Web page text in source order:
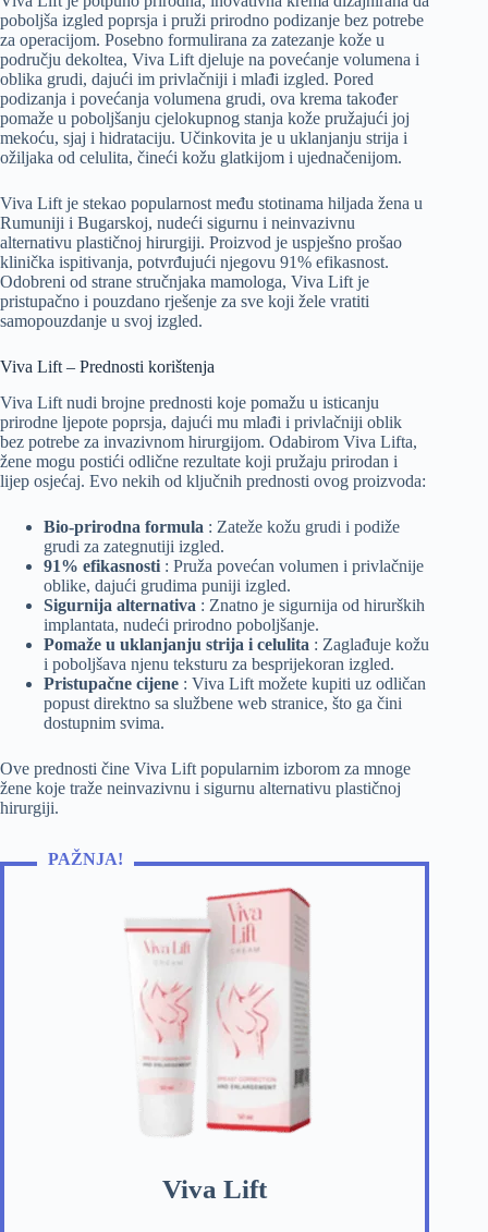
poboljša izgled poprsja i pruži prirodno podizanje bez potrebe
za operacijom. Posebno formulirana za zatezanje kože u
području dekoltea, Viva Lift djeluje na povećanje volumena i
oblika grudi, dajući im privlačniji i mlađi izgled. Pored
podizanja i povećanja volumena grudi, ova krema također
pomaže u poboljšanju cjelokupnog stanja kože pružajući joj
mekoću, sjaj i hidrataciju. Učinkovita je u uklanjanju strija i
ožiljaka od celulita, čineći kožu glatkijom i ujednačenijom.
Viva Lift je stekao popularnost među stotinama hiljada žena u
Rumuniji i Bugarskoj, nudeći sigurnu i neinvazivnu
alternativu plastičnoj hirurgiji. Proizvod je uspješno prošao
klinička ispitivanja, potvrđujući njegovu 91% efikasnost.
Odobreni od strane stručnjaka mamologa, Viva Lift je
pristupačno i pouzdano rješenje za sve koji žele vratiti
samopouzdanje u svoj izgled.
Viva Lift – Prednosti korištenja
Viva Lift nudi brojne prednosti koje pomažu u isticanju
prirodne ljepote poprsja, dajući mu mlađi i privlačniji oblik
bez potrebe za invazivnom hirurgijom. Odabirom Viva Lifta,
žene mogu postići odlične rezultate koji pružaju prirodan i
lijep osjećaj. Evo nekih od ključnih prednosti ovog proizvoda:
Bio-prirodna formula : Zateže kožu grudi i podiže
grudi za zategnutiji izgled.
91% efikasnosti : Pruža povećan volumen i privlačnije
oblike, dajući grudima puniji izgled.
Sigurnija alternativa : Znatno je sigurnija od hirurških
implantata, nudeći prirodno poboljšanje.
Pomaže u uklanjanju strija i celulita : Zaglađuje kožu
i poboljšava njenu teksturu za besprijekoran izgled.
Pristupačne cijene : Viva Lift možete kupiti uz odličan
popust direktno sa službene web stranice, što ga čini
dostupnim svima.
Ove prednosti čine Viva Lift popularnim izborom za mnoge
žene koje traže neinvazivnu i sigurnu alternativu plastičnoj
hirurgiji.
PAŽNJA!
Viva Lift